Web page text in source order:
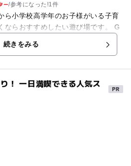
ー/参考になった!1件
ら小学校高学年のお子様がいる子育
ならおすすめしたい遊び場です。 G
ため、人がほとんどいませんでし
間制になることもあるようです 12:3
スペースをわけてくれており、1歳
っとハイハイや、歩き回れたり、5
動かせる環境だったので、最高でし
いのか、綺麗で、最高でした。 駐
続きをみる
！ 一日満喫できる人気ス